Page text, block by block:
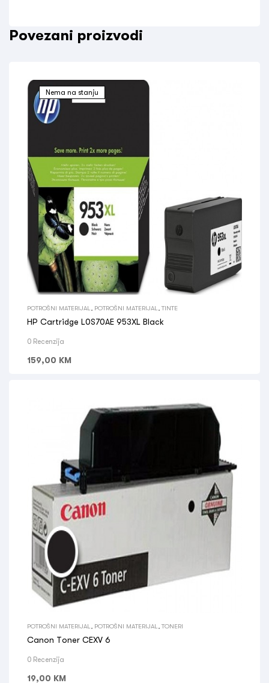
Povezani proizvodi
Nema na stanju
POTROŠNI MATERIJAL POTROŠNI MATERIJAL TINTE
HP Cartridge L0S70AE 953XL Black
0 Recenzija
159,00 KM
POTROŠNI MATERIJAL POTROŠNI MATERIJAL TONERI
Canon Toner CEXV 6
0 Recenzija
19,00 KM